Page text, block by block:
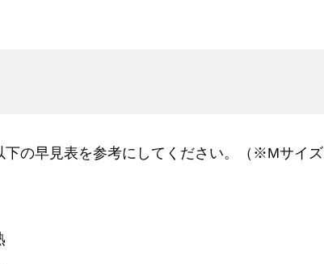
の早見表を参考にしてください。（※Mサイズ